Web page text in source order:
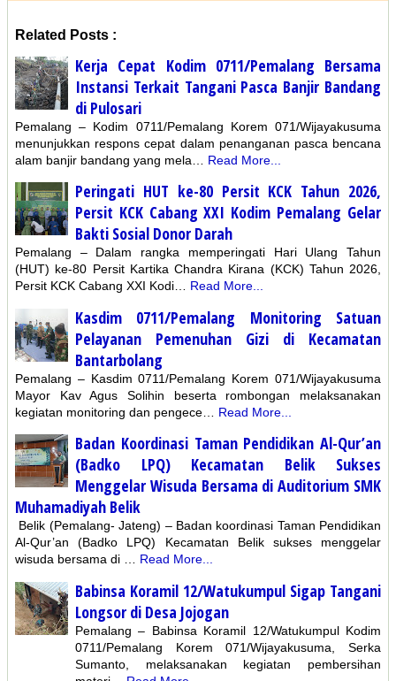
Related Posts :
Kerja Cepat Kodim 0711/Pemalang Bersama
Instansi Terkait Tangani Pasca Banjir Bandang
di Pulosari
Pemalang – Kodim 0711/Pemalang Korem 071/Wijayakusuma
menunjukkan respons cepat dalam penanganan pasca bencana
alam banjir bandang yang mela…
Read More...
Peringati HUT ke-80 Persit KCK Tahun 2026,
Persit KCK Cabang XXI Kodim Pemalang Gelar
Bakti Sosial Donor Darah
Pemalang – Dalam rangka memperingati Hari Ulang Tahun
(HUT) ke-80 Persit Kartika Chandra Kirana (KCK) Tahun 2026,
Persit KCK Cabang XXI Kodi… Read More...
Kasdim 0711/Pemalang Monitoring Satuan
Pelayanan Pemenuhan Gizi di Kecamatan
Bantarbolang
Pemalang – Kasdim 0711/Pemalang Korem 071/Wijayakusuma
Mayor Kav Agus Solihin beserta rombongan melaksanakan
kegiatan monitoring dan pengece…
Read More...
Badan Koordinasi Taman Pendidikan Al-Qur’an
(Badko LPQ) Kecamatan Belik Sukses
Menggelar Wisuda Bersama di Auditorium SMK
Muhamadiyah Belik
Belik (Pemalang- Jateng) – Badan koordinasi Taman Pendidikan
Al-Qur’an (Badko LPQ) Kecamatan Belik sukses menggelar
wisuda bersama di … Read More...
Babinsa Koramil 12/Watukumpul Sigap Tangani
Longsor di Desa Jojogan
Pemalang – Babinsa Koramil 12/Watukumpul Kodim
0711/Pemalang Korem 071/Wijayakusuma, Serka
Sumanto, melaksanakan kegiatan pembersihan